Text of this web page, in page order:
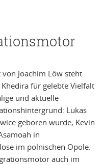
Joachim Löw steht
für gelebte Vielfalt
und aktuelle
Lukas
geboren wurde, Kevin
in
im polnischen Opole.
auch im